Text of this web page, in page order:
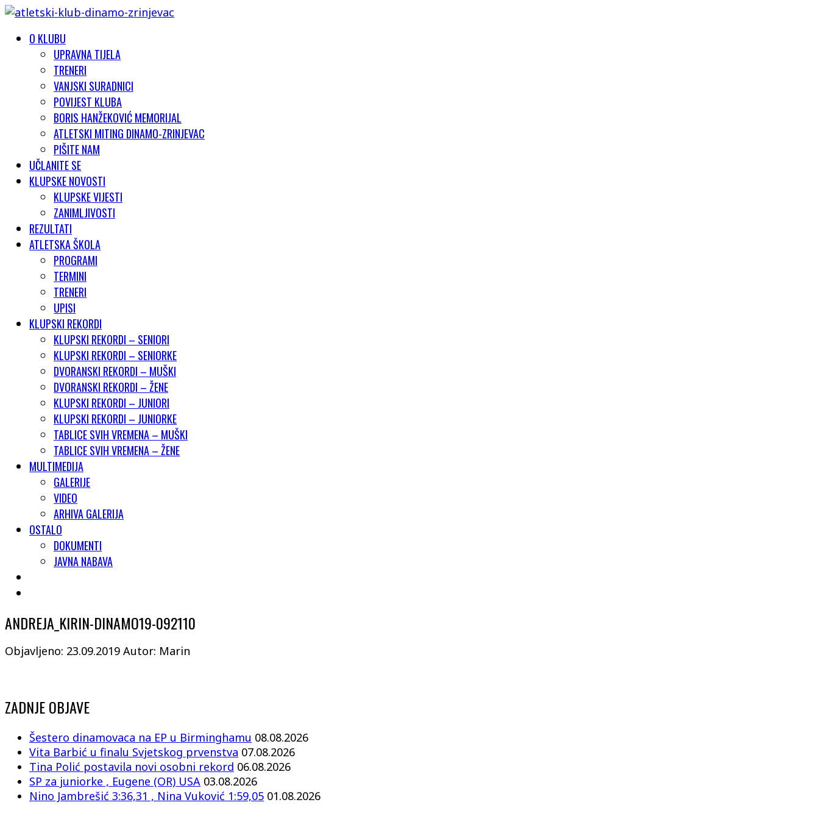
O KLUBU
UPRAVNA TIJELA
TRENERI
VANJSKI SURADNICI
POVIJEST KLUBA
BORIS HANŽEKOVIĆ MEMORIJAL
ATLETSKI MITING DINAMO-ZRINJEVAC
PIŠITE NAM
UČLANITE SE
KLUPSKE NOVOSTI
KLUPSKE VIJESTI
ZANIMLJIVOSTI
REZULTATI
ATLETSKA ŠKOLA
PROGRAMI
TERMINI
TRENERI
UPISI
KLUPSKI REKORDI
KLUPSKI REKORDI – SENIORI
KLUPSKI REKORDI – SENIORKE
DVORANSKI REKORDI – MUŠKI
DVORANSKI REKORDI – ŽENE
KLUPSKI REKORDI – JUNIORI
KLUPSKI REKORDI – JUNIORKE
TABLICE SVIH VREMENA – MUŠKI
TABLICE SVIH VREMENA – ŽENE
MULTIMEDIJA
GALERIJE
VIDEO
ARHIVA GALERIJA
OSTALO
DOKUMENTI
JAVNA NABAVA
ANDREJA_KIRIN-DINAMO19-092110
Objavljeno: 23.09.2019 Autor: Marin
ZADNJE OBJAVE
Šestero dinamovaca na EP u Birminghamu 08.08.2026
Vita Barbić u finalu Svjetskog prvenstva 07.08.2026
Tina Polić postavila novi osobni rekord 06.08.2026
SP za juniorke , Eugene (OR) USA 03.08.2026
Nino Jambrešić 3:36,31 , Nina Vuković 1:59,05 01.08.2026